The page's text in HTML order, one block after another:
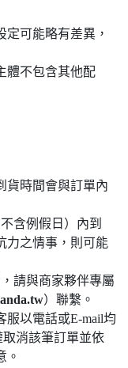
可能略有差異，
體不包含其他配
貨時間會與訂單內
含例假日）內到
力之情事，則可能
請與商家夥伴專屬
）聯繫。
服以電話或E-mail均
取消該筆訂單並依
。